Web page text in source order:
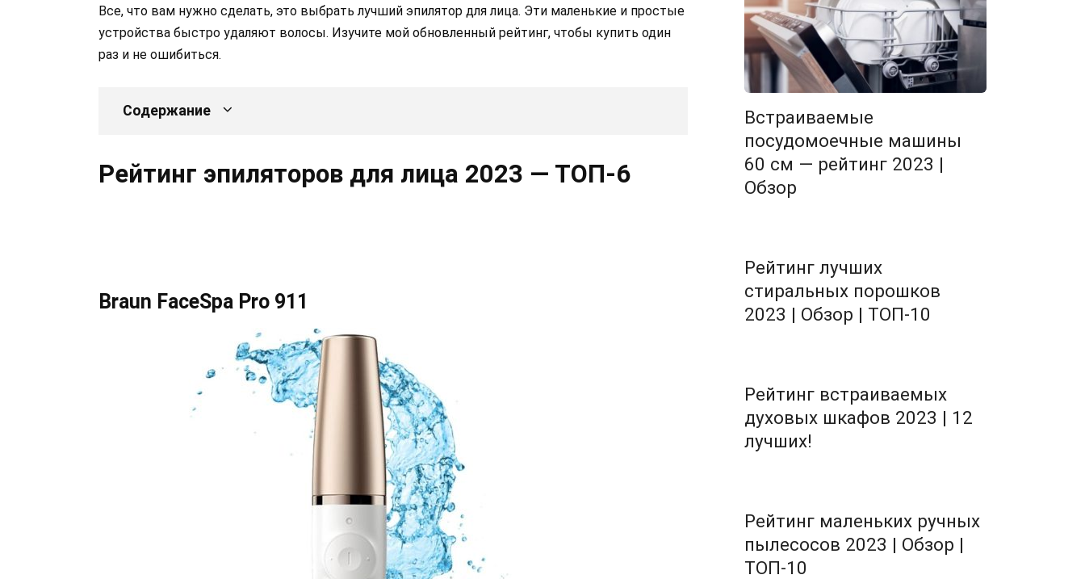
Все, что вам нужно сделать, это выбрать лучший эпилятор для лица. Эти маленькие и простые
устройства быстро удаляют волосы. Изучите мой обновленный рейтинг, чтобы купить один
раз и не ошибиться.
Содержание
Рейтинг эпиляторов для лица 2023 — ТОП-6
Braun FaceSpa Pro 911
Встраиваемые
посудомоечные машины
60 см — рейтинг 2023 |
Обзор
Рейтинг лучших
стиральных порошков
2023 | Обзор | ТОП-10
Рейтинг встраиваемых
духовых шкафов 2023 | 12
лучших!
Рейтинг маленьких ручных
пылесосов 2023 | Обзор |
ТОП-10